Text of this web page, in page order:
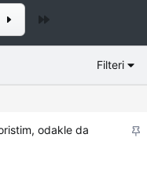
Filteri
L
odakle da